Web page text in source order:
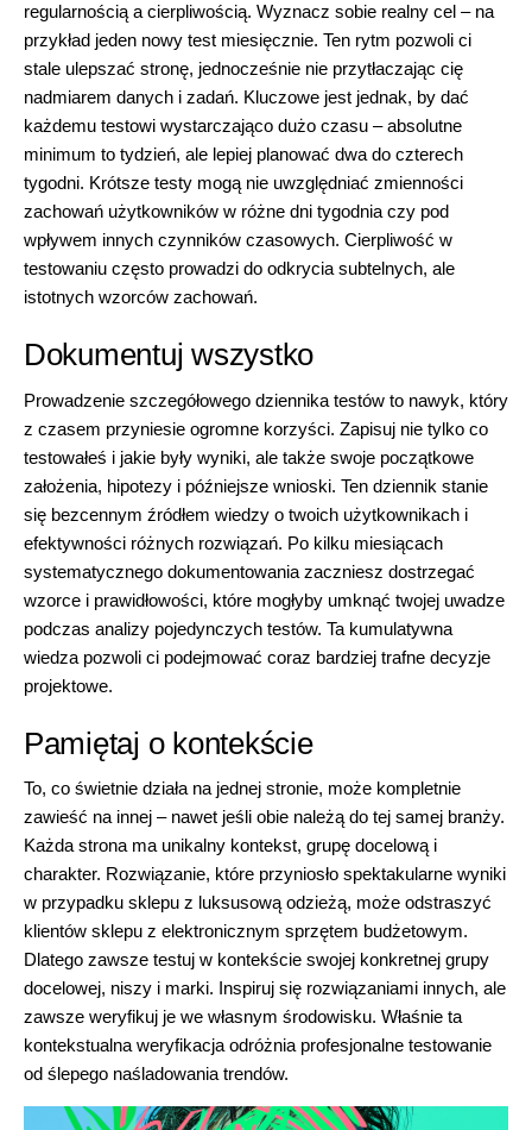
regularnością a cierpliwością. Wyznacz sobie realny cel – na
przykład jeden nowy test miesięcznie. Ten rytm pozwoli ci
stale ulepszać stronę, jednocześnie nie przytłaczając cię
nadmiarem danych i zadań. Kluczowe jest jednak, by dać
każdemu testowi wystarczająco dużo czasu – absolutne
minimum to tydzień, ale lepiej planować dwa do czterech
tygodni. Krótsze testy mogą nie uwzględniać zmienności
zachowań użytkowników w różne dni tygodnia czy pod
wpływem innych czynników czasowych. Cierpliwość w
testowaniu często prowadzi do odkrycia subtelnych, ale
istotnych wzorców zachowań.
Dokumentuj wszystko
Prowadzenie szczegółowego dziennika testów to nawyk, który
z czasem przyniesie ogromne korzyści. Zapisuj nie tylko co
testowałeś i jakie były wyniki, ale także swoje początkowe
założenia, hipotezy i późniejsze wnioski. Ten dziennik stanie
się bezcennym źródłem wiedzy o twoich użytkownikach i
efektywności różnych rozwiązań. Po kilku miesiącach
systematycznego dokumentowania zaczniesz dostrzegać
wzorce i prawidłowości, które mogłyby umknąć twojej uwadze
podczas analizy pojedynczych testów. Ta kumulatywna
wiedza pozwoli ci podejmować coraz bardziej trafne decyzje
projektowe.
Pamiętaj o kontekście
To, co świetnie działa na jednej stronie, może kompletnie
zawieść na innej – nawet jeśli obie należą do tej samej branży.
Każda strona ma unikalny kontekst, grupę docelową i
charakter. Rozwiązanie, które przyniosło spektakularne wyniki
w przypadku sklepu z luksusową odzieżą, może odstraszyć
klientów sklepu z elektronicznym sprzętem budżetowym.
Dlatego zawsze testuj w kontekście swojej konkretnej grupy
docelowej, niszy i marki. Inspiruj się rozwiązaniami innych, ale
zawsze weryfikuj je we własnym środowisku. Właśnie ta
kontekstualna weryfikacja odróżnia profesjonalne testowanie
od ślepego naśladowania trendów.